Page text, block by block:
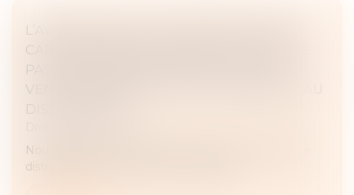
L’AVANTAGE SANS CONTREPARTIE N’EST
CARACTÉRISÉ QUE LORSQU’IL NE RELÈVE
PAS DES OBLIGATIONS D'ACHAT ET DE
VENTE CONSENTI PAR LE FOURNISSEUR AU
DISTRIBUTEUR !
Nouvel arrêt important dans le secteur de la grande
distribution où la concurrence fait rage...